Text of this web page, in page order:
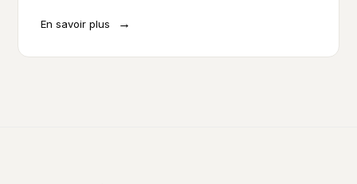
En savoir plus →